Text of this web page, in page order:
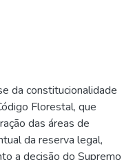
da constitucionalidade
Florestal, que
das áreas de
da reserva legal,
a decisão do Supremo